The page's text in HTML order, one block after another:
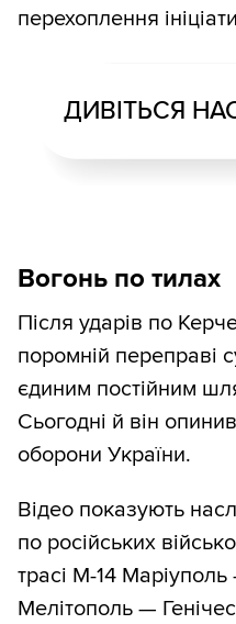
перехоплення
ДИВІТЬСЯ
Вогонь по тилах
Після ударів по
поромній переправі
єдиним постійним
Сьогодні й він
оборони України.
Відео показують
по російських
трасі М-14
Мелітополь —